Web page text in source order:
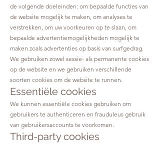
de volgende doeleinden: om bepaalde functies van
de website mogelijk te maken, om analyses te
verstrekken, om uw voorkeuren op te slaan, om
bepaalde advertentiemogelijkheden mogelijk te
maken zoals advertenties op basis van surfgedrag.
We gebruiken zowel sessie- als permanente cookies
op de website en we gebruiken verschillende
soorten cookies om de website te runnen.
Essentiële cookies
We kunnen essentiële cookies gebruiken om
gebruikers te authenticeren en frauduleus gebruik
van gebruikersaccounts te voorkomen.
Third-party cookies